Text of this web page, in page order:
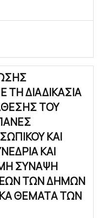
ΔΙΑΔΙΚΑΣΙΑ
ΤΟΥ
ΚΑΙ
ΚΑΙ
ΣΥΝΑΨΗ
ΤΩΝ ΔΗΜΩΝ
ΘΕΜΑΤΑ ΤΩΝ